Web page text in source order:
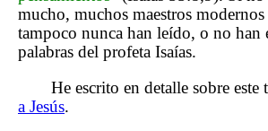
mucho, muchos maestros
tampoco nunca han leído, o no han
palabras del profeta Isaías.
He escrito en detalle sobre este
a Jesús.